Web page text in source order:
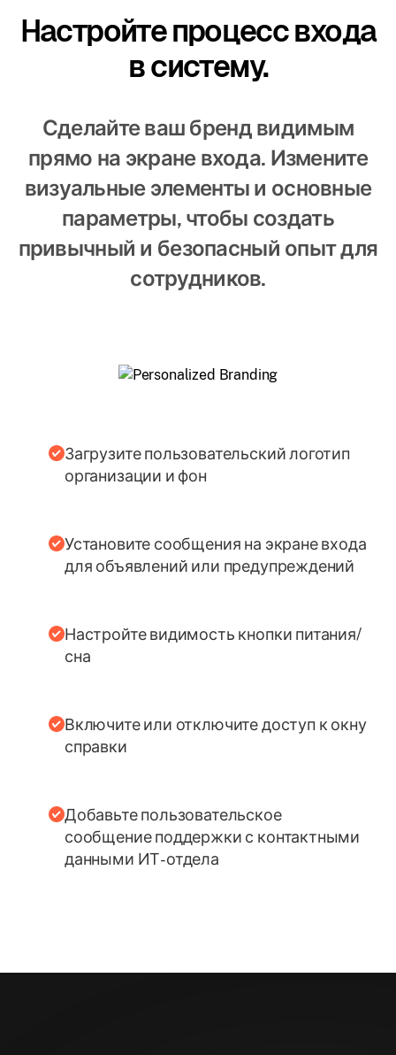
Настройте процесс входа
в систему.
Сделайте ваш бренд видимым
прямо на экране входа. Измените
визуальные элементы и основные
параметры, чтобы создать
привычный и безопасный опыт для
сотрудников.
Загрузите пользовательский логотип
организации и фон
Установите сообщения на экране входа
для объявлений или предупреждений
Настройте видимость кнопки питания/
сна
Включите или отключите доступ к окну
справки
Добавьте пользовательское
сообщение поддержки с контактными
данными ИТ-отдела